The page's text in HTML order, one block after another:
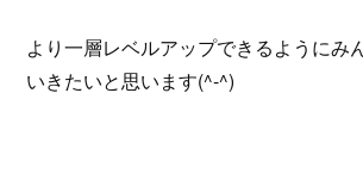
より一層レベルアップできるようにみ
いきたいと思います(^-^)